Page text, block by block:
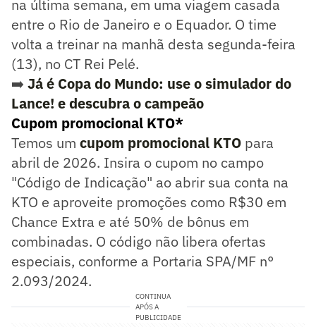
na última semana, em uma viagem casada
entre o Rio de Janeiro e o Equador. O time
volta a treinar na manhã desta segunda-feira
(13), no CT Rei Pelé.
➡️ Já é Copa do Mundo: use o simulador do
Lance! e descubra o campeão
Cupom promocional KTO*
Temos um cupom promocional KTO para
abril de 2026. Insira o cupom no campo
"Código de Indicação" ao abrir sua conta na
KTO e aproveite promoções como R$30 em
Chance Extra e até 50% de bônus em
combinadas. O código não libera ofertas
especiais, conforme a Portaria SPA/MF n°
2.093/2024.
CONTINUA
APÓS A
PUBLICIDADE